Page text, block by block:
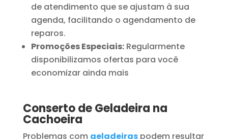
de atendimento que se ajustam à sua
agenda, facilitando o agendamento de
reparos.
Promoções Especiais:Regularmente
disponibilizamos ofertas para você
economizar ainda mais
Conserto de Geladeira na
Cachoeira
Problemas com geladeiraspodem resultar